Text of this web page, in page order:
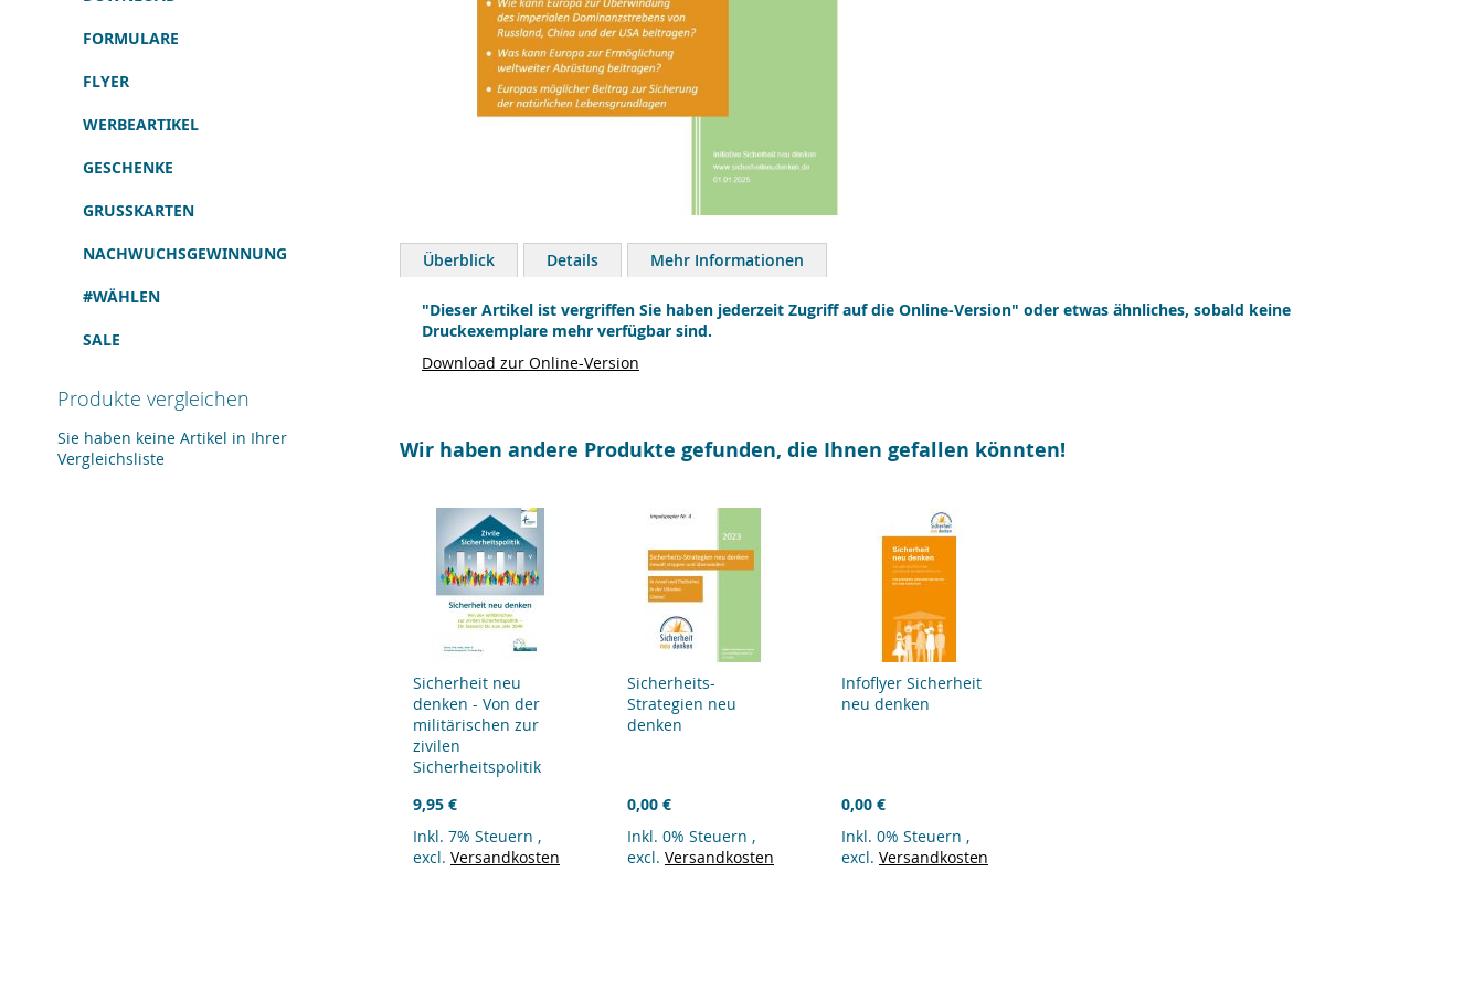
Anfang
springen
Überblick Details Mehr Informationen
"Dieser Artikel ist vergriffen Sie haben jederzeit Zugriff auf die Online-Version" oder etwas ähnliches, sobald keine
Druckexemplare mehr verfügbar sind.
Download zur Online-Version
Wir haben andere Produkte gefunden, die Ihnen gefallen könnten!
Sicherheit neu
denken - Von der
militärischen zur
zivilen
Sicherheitspolitik
9,95 €
Inkl. 7% Steuern ,
excl. Versandkosten
Sicherheits-
Strategien neu
denken
0,00 €
Inkl. 0% Steuern ,
excl. Versandkosten
Infoflyer Sicherheit
neu denken
0,00 €
Inkl. 0% Steuern ,
excl. Versandkosten
FORMULARE
FLYER
WERBEARTIKEL
GESCHENKE
GRUSSKARTEN
NACHWUCHSGEWINNUNG
#WÄHLEN
SALE
Produkte vergleichen
Sie haben keine Artikel in Ihrer
Vergleichsliste